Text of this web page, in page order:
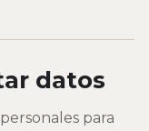
datos
para